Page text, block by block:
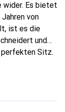
wider. Es bietet
von
ist es die
und
perfekten Sitz.
für ihre